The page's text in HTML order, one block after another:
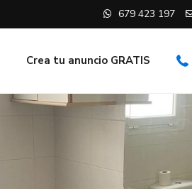
679 423 197
Crea tu anuncio GRATIS